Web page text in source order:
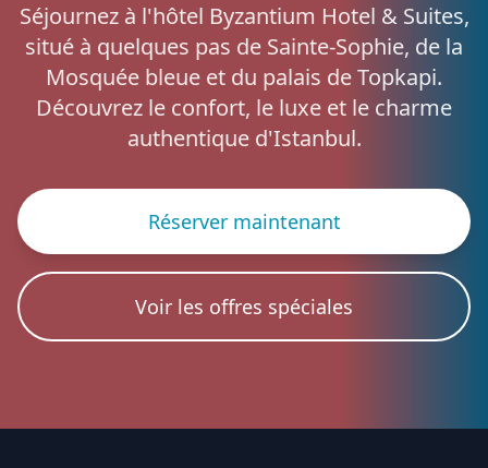
Séjournez à l'hôtel Byzantium Hotel & Suites,
situé à quelques pas de Sainte-Sophie, de la
Mosquée bleue et du palais de Topkapi.
Découvrez le confort, le luxe et le charme
authentique d'Istanbul.
Réserver maintenant
Voir les offres spéciales